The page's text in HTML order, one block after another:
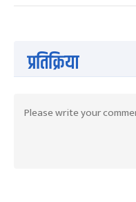
प्रतिक्रिया